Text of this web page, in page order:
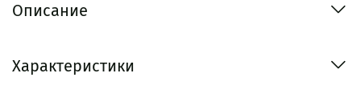
Описание
Характеристики